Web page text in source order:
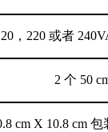
， 220 或者
2 个 50
cm X 10.8 cm 包